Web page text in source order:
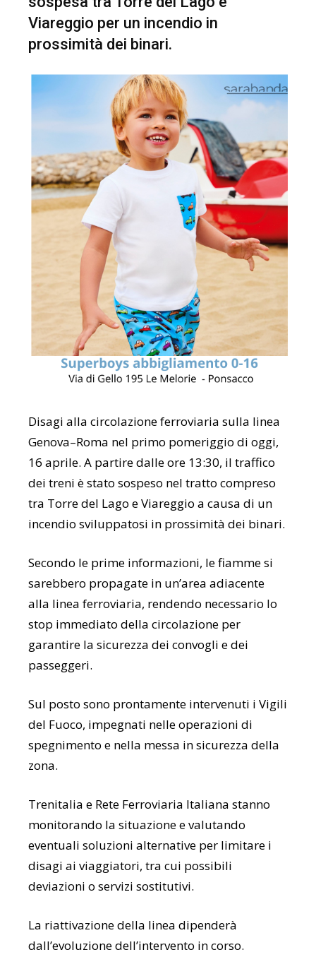
Viareggio per un incendio in
prossimità dei binari.
Disagi alla circolazione ferroviaria sulla linea
Genova–Roma nel primo pomeriggio di oggi,
16 aprile. A partire dalle ore 13:30, il traffico
dei treni è stato sospeso nel tratto compreso
tra Torre del Lago eViareggio a causa di un
incendio sviluppatosi in prossimità dei binari.
Secondo le prime informazioni, le fiamme si
sarebbero propagate in un’area adiacente
alla linea ferroviaria, rendendo necessario lo
stop immediato della circolazione per
garantire la sicurezza dei convogli e dei
passeggeri.
Sul posto sono prontamente intervenuti i Vigili
del Fuoco, impegnati nelle operazioni di
spegnimento e nella messa in sicurezza della
zona.
Trenitalia e Rete Ferroviaria Italiana stanno
monitorando la situazione e valutando
eventuali soluzioni alternative per limitare i
disagi ai viaggiatori, tra cui possibili
deviazioni o servizi sostitutivi.
La riattivazione della linea dipenderà
dall’evoluzione dell’intervento in corso.